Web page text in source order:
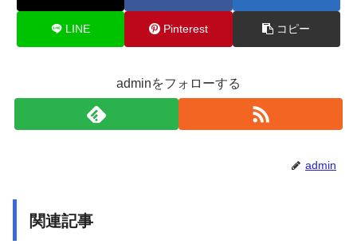
LINE Pinterest コピー
adminをフォローする
admin
関連記事